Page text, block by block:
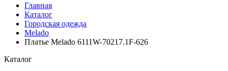
Главная
Каталог
Городская одежда
Melado
Платье Melado 6111W-70217.1F-626
Каталог